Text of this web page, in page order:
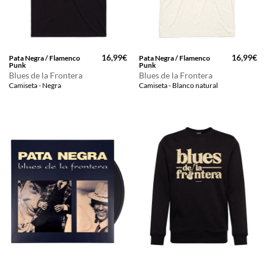
Pata Negra / Flamenco
Punk
Blues de la Frontera
Camiseta - Negra
16,99€
Pata Negra / Flamenco
Punk
Blues de la Frontera
Camiseta - Blanco natural
16,99€